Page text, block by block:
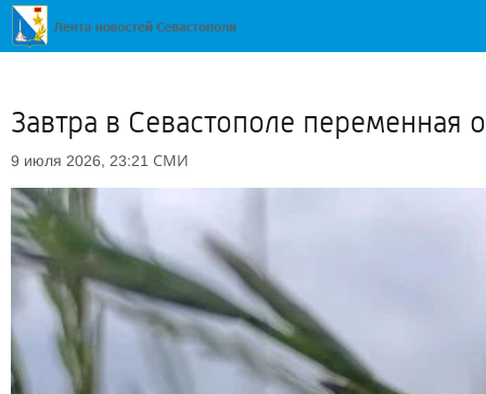
Завтра в Севастополе переменная
9 июля 2026, 23:21 СМИ